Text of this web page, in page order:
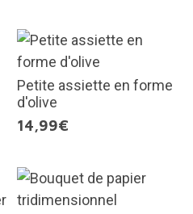
Petite assiette en forme
d'olive
14,99€